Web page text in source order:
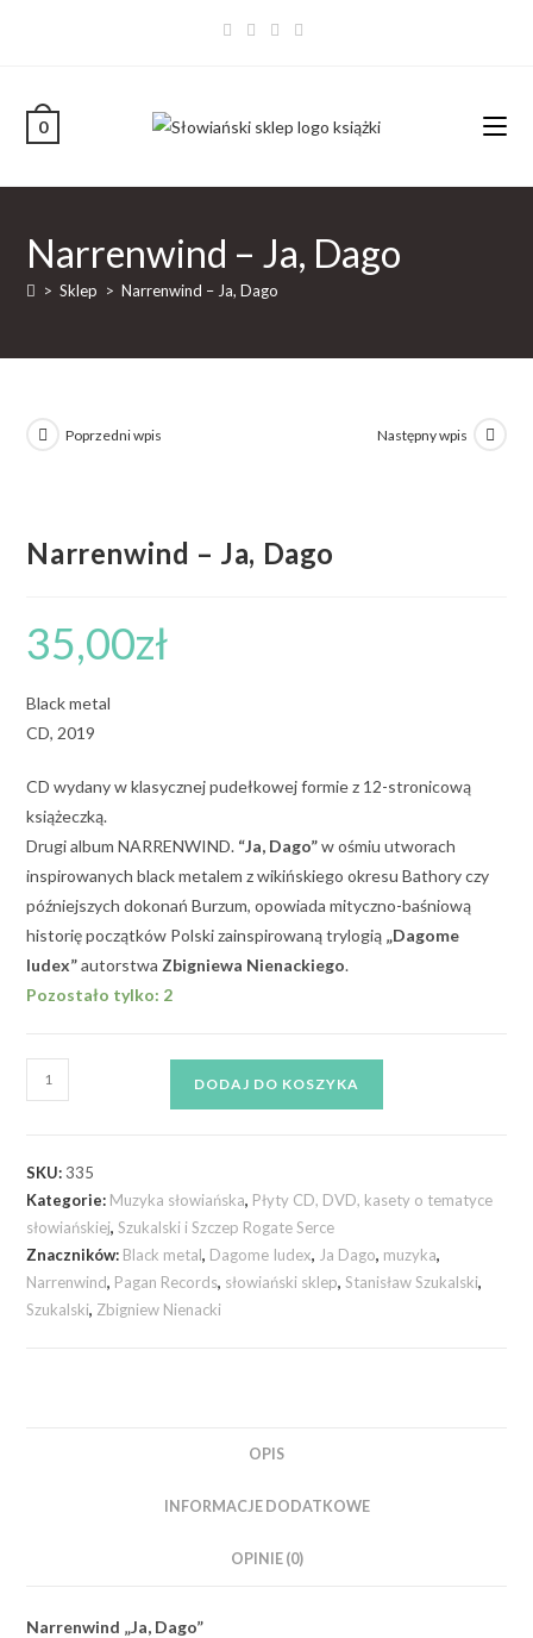
0
Narrenwind – Ja, Dago
> Sklep > Narrenwind – Ja, Dago
Poprzedni wpis Następny wpis
Narrenwind – Ja, Dago
35,00zł
Black metal
CD, 2019
CD wydany w klasycznej pudełkowej formie z 12-stronicową
książeczką.
Drugi album NARRENWIND. “Ja, Dago”w ośmiu utworach
inspirowanych black metalem z wikińskiego okresu Bathory czy
późniejszych dokonań Burzum, opowiada mityczno-baśniową
historię początków Polski zainspirowaną trylogią „Dagome
Iudex”autorstwa Zbigniewa Nienackiego.
Pozostało tylko: 2
DODAJ DO KOSZYKA
SKU: 335
Kategorie: Muzyka słowiańska, Płyty CD, DVD, kasety o tematyce
słowiańskiej,Szukalski i Szczep Rogate Serce
Znaczników: Black metal, Dagome Iudex, Ja Dago, muzyka,
Narrenwind, Pagan Records, słowiański sklep,Stanisław Szukalski,
Szukalski, Zbigniew Nienacki
OPIS
INFORMACJE DODATKOWE
OPINIE (0)
Narrenwind „Ja, Dago”